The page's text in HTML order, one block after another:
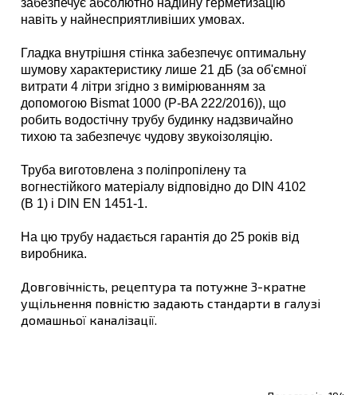
забезпечує абсолютно надійну герметизацію
навіть у найнесприятливіших умовах.
Гладка внутрішня стінка забезпечує оптимальну
шумову характеристику лише 21 дБ (за об'ємної
витрати 4 літри згідно з вимірюванням за
допомогою Bismat 1000 (P-BA 222/2016)), що
робить водостічну трубу будинку надзвичайно
тихою та забезпечує чудову звукоізоляцію.
Труба виготовлена з поліпропілену та
вогнестійкого матеріалу відповідно до DIN 4102
(B 1) і DIN EN 1451-1.
На цю трубу надається гарантія до 25 років від
виробника.
Довговічність, рецептура та потужне 3-кратне
ущільнення повністю задають стандарти в галузі
домашньої каналізації.